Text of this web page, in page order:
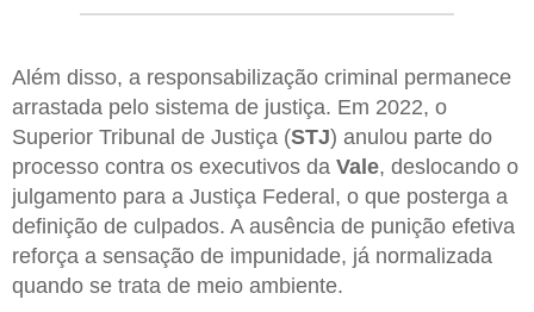
Além disso, a responsabilização criminal permanece
arrastada pelo sistema de justiça. Em 2022, o
Superior Tribunal de Justiça (STJ) anulou parte do
processo contra os executivos da Vale, deslocando o
julgamento para a Justiça Federal, o que posterga a
definição de culpados. A ausência de punição efetiva
reforça a sensação de impunidade, já normalizada
quando se trata de meio ambiente.